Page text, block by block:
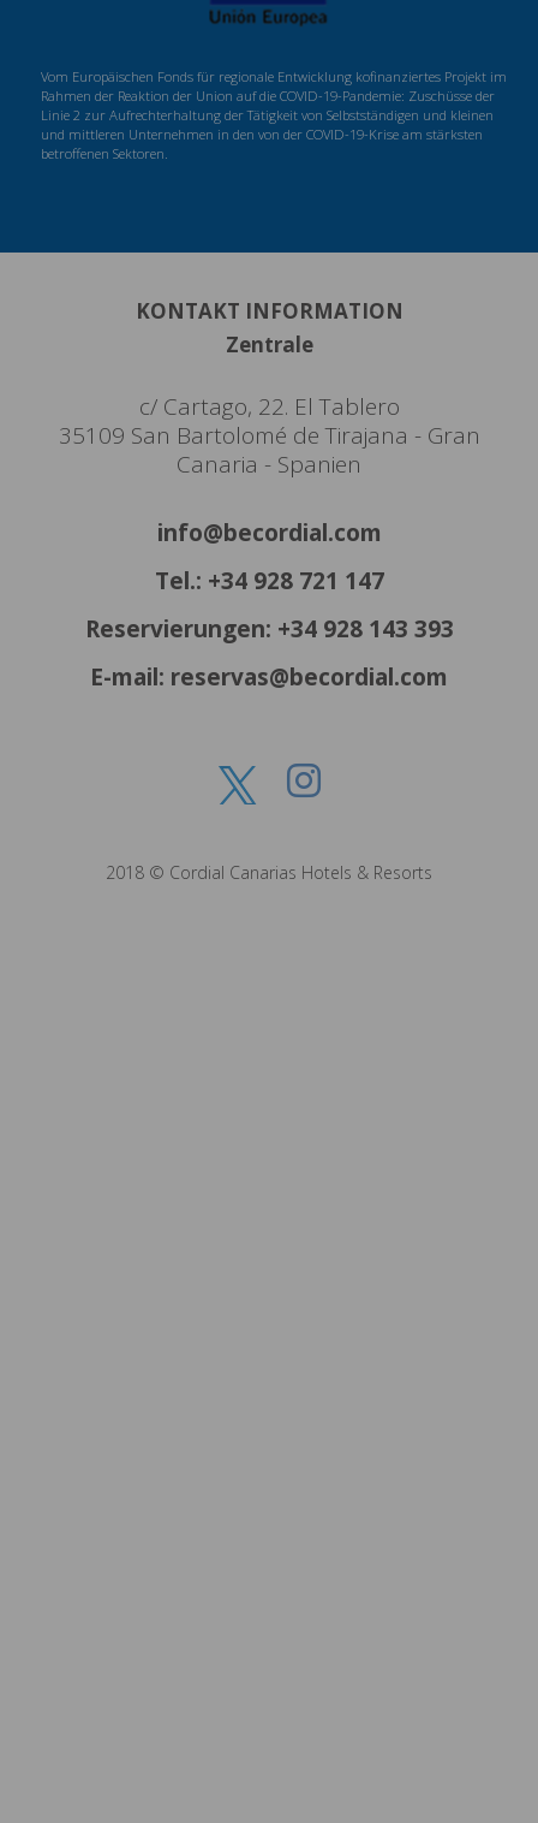
Vom Europäischen Fonds für regionale Entwicklung kofinanziertes Projekt im
Rahmen der Reaktion der Union auf die COVID-19-Pandemie: Zuschüsse der
Linie 2 zur Aufrechterhaltung der Tätigkeit von Selbstständigen und kleinen
und mittleren Unternehmen in den von der COVID-19-Krise am stärksten
betroffenen Sektoren.
KONTAKT INFORMATION
Zentrale
c/ Cartago, 22. El Tablero
35109 San Bartolomé de Tirajana - Gran
Canaria - Spanien
info@becordial.com
Tel.: +34 928 721 147
Reservierungen: +34 928 143 393
E-mail: reservas@becordial.com
2018 © Cordial Canarias Hotels & Resorts